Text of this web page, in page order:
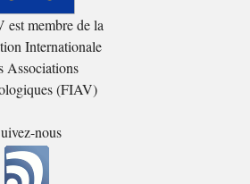
est membre de la
Internationale
Associations
(FIAV)
nous